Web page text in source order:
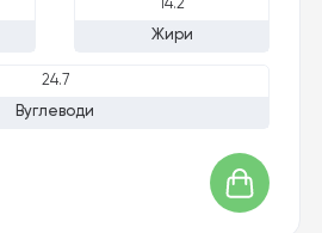
14.2
Жири
24.7
Вуглеводи